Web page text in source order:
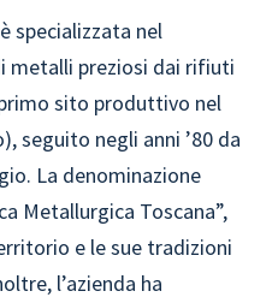
specializzata nel
metalli preziosi dai rifiuti
sito produttivo nel
seguito negli anni ’80 da
La denominazione
Metallurgica Toscana”,
e le sue tradizioni
l’azienda ha